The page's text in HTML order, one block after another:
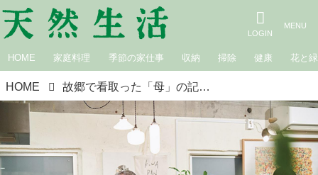
HOME 家庭料理 季節の家仕事 収納 掃除 健康 花と緑
HOME 故郷で看取った「母」の記憶と家族の物語。“食べること”と“家族”はいつもつながっていた／料理家・麻生要一郎さん